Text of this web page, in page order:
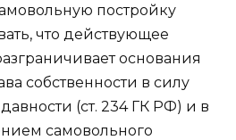
постройку
что действующее
основания
собственности в силу
(ст. 234 ГК РФ) и в
самовольного